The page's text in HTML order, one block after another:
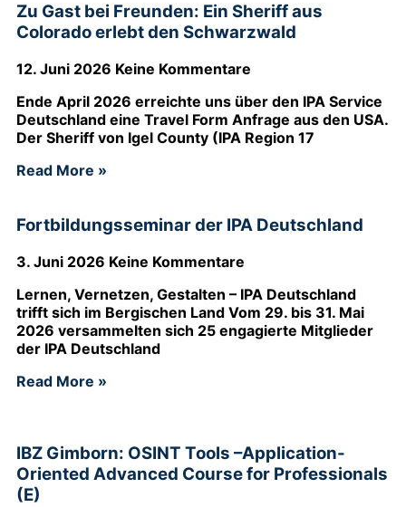
Zu Gast bei Freunden: Ein Sheriff aus
Colorado erlebt den Schwarzwald
12. Juni 2026 Keine Kommentare
Ende April 2026 erreichte uns über den IPA Service
Deutschland eine Travel Form Anfrage aus den USA.
Der Sheriff von Igel County (IPA Region 17
Read More »
Fortbildungsseminar der IPA Deutschland
3. Juni 2026 Keine Kommentare
Lernen, Vernetzen, Gestalten – IPA Deutschland
trifft sich im Bergischen Land Vom 29. bis 31. Mai
2026 versammelten sich 25 engagierte Mitglieder
der IPA Deutschland
Read More »
IBZ Gimborn: OSINT Tools –Application-
Oriented Advanced Course for Professionals
(E)